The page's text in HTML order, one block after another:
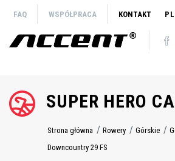
treści
FAQ WSPÓŁPRACA KONTAKT PL
SUPER HERO
Ścieżka
nawigacyjna
Strona główna Rowery Górskie
Downcountry 29 FS